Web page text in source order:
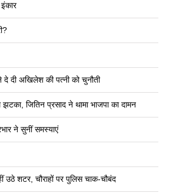
दे दी अखिलेश की पत्नी को चुनौती
जितिन प्रसाद ने थामा भाजपा का दामन
ने सुनीं समस्याएं
उठे शटर, चौराहों पर पुलिस चाक-चौबंद